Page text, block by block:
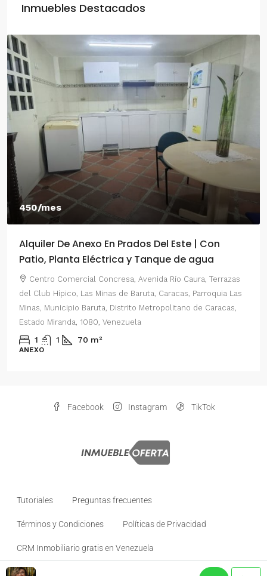
Inmuebles Destacados
450/mes
Alquiler De Anexo En Prados Del Este | Con
Patio, Planta Eléctrica y Tanque de agua
Centro Comercial Concresa, Avenida Río Caura, Terrazas
del Club Hípico, Las Minas de Baruta, Caracas, Parroquia Las
Minas, Municipio Baruta, Distrito Metropolitano de Caracas,
Estado Miranda, 1080, Venezuela
1 1 70 m²
ANEXO
Facebook Instagram TikTok
Tutoriales Preguntas frecuentes
Términos y Condiciones Políticas de Privacidad
CRM Inmobiliario gratis en Venezuela